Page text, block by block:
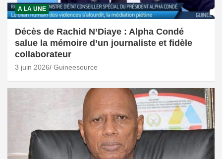
A LA UNE
Décès de Rachid N’Diaye : Alpha Condé
salue la mémoire d’un journaliste et fidèle
collaborateur
3 juin 2026 Guineesource